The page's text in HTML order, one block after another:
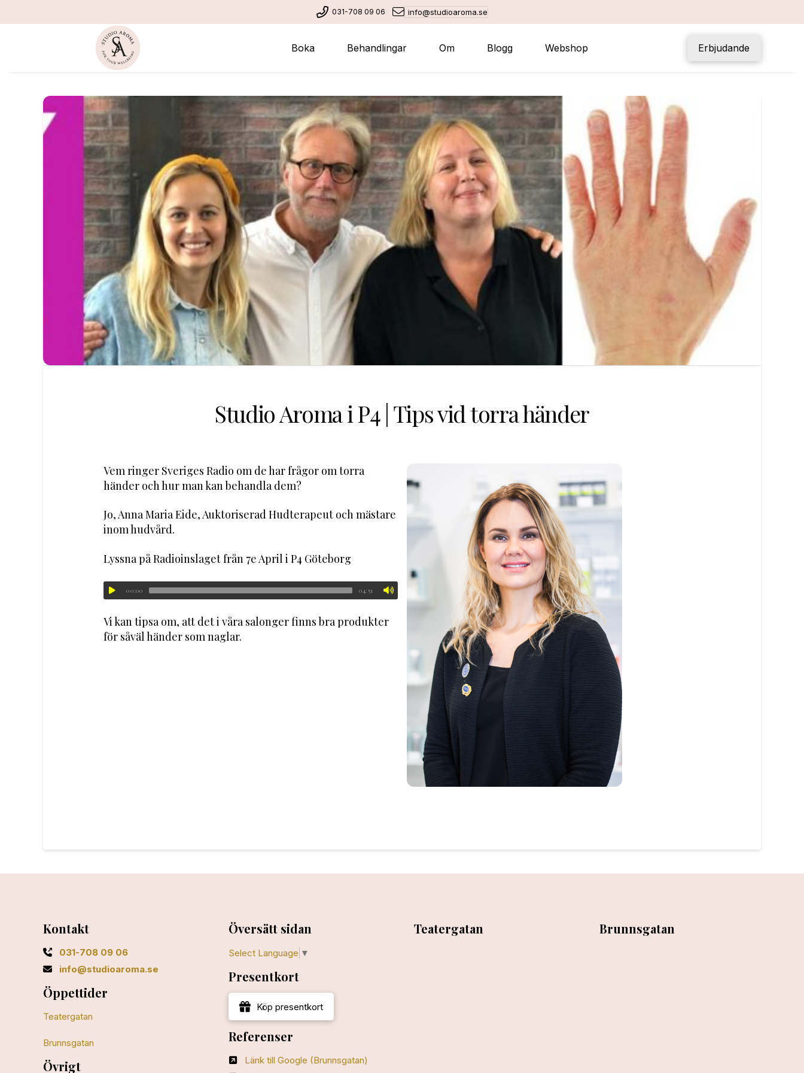
031-708 09 06 info@studioaroma.se
Boka Behandlingar Om Blogg Webshop Erbjudande
Studio Aroma i P4 | Tips vid torra händer
Vem ringer Sveriges Radio om de har frågor om torra
händer och hur man kan behandla dem?
Jo, Anna Maria Eide, Auktoriserad Hudterapeut och mästare
inom hudvård.
Lyssna på Radioinslaget från 7e April i P4 Göteborg
00:00 04:51
Vi kan tipsa om, att det i våra salonger finns bra produkter
för såväl händer som naglar.
Kontakt
031-708 09 06
info@studioaroma.se
Öppettider
Teatergatan
Brunnsgatan
Övrigt
Översätt sidan
Select Language ▼
Presentkort
Köp presentkort
Referenser
Länk till Google (Brunnsgatan)
Teatergatan Brunnsgatan